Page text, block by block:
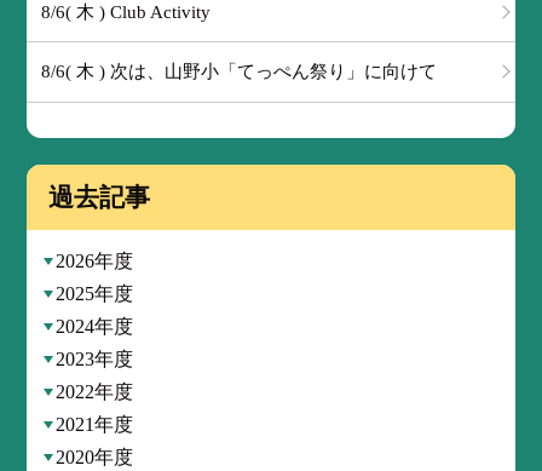
8/6( 木 ) Club Activity
8/6( 木 ) 次は、山野小「てっぺん祭り」に向けて
過去記事
2026年度
2025年度
2024年度
2023年度
2022年度
2021年度
2020年度